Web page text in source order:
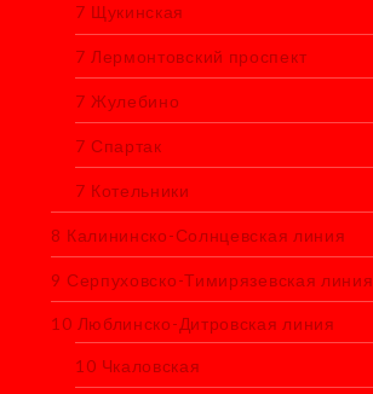
7 Щукинская
7 Лермонтовский проспект
7 Жулебино
7 Спартак
7 Котельники
8 Калининско-Солнцевская линия
9 Серпуховско-Тимирязевская линия
10 Люблинско-Дитровская линия
10 Чкаловская